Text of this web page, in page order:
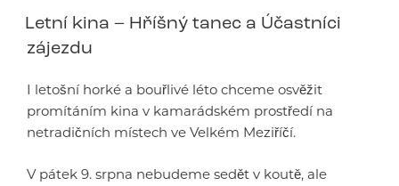
Letní kina – Hříšný tanec a Účastníci
zájezdu
I letošní horké a bouřlivé léto chceme osvěžit
promítáním kina v kamarádském prostředí na
netradičních místech ve Velkém Meziříčí.
V pátek 9. srpna nebudeme sedět v koutě, ale